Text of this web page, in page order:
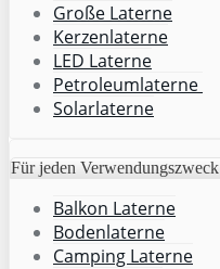
Große Laterne
Kerzenlaterne
LED Laterne
Petroleumlaterne
Solarlaterne
Für jeden Verwendungszweck
Balkon Laterne
Bodenlaterne
Camping Laterne